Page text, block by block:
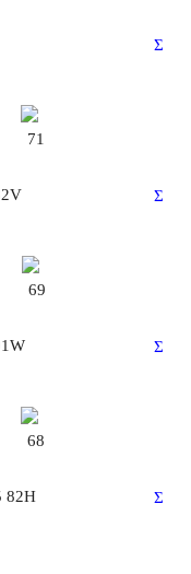
Σ
71
Σ
69
Σ
68
82H
Σ